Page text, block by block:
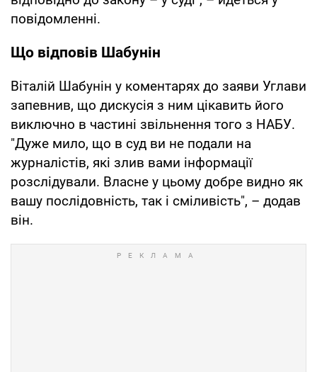
повідомленні.
Що відповів Шабунін
Віталій Шабунін у коментарях до заяви Углави
запевнив, що дискусія з ним цікавить його
виключно в частині звільнення того з НАБУ.
"Дуже мило, що в суд ви не подали на
журналістів, які злив вами інформації
розслідували. Власне у цьому добре видно як
вашу послідовність, так і сміливість", – додав
він.